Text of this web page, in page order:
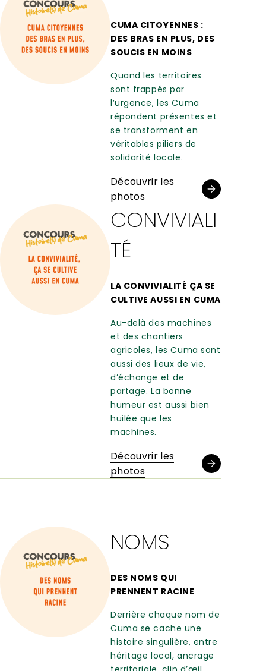
CUMA CITOYENNES :
DES BRAS EN PLUS, DES
SOUCIS EN MOINS
Quand les territoires
sont frappés par
l’urgence, les Cuma
répondent présentes et
se transforment en
véritables piliers de
solidarité locale.
Découvrir les
photos
CONVIVIALI
TÉ
LA CONVIVIALITÉ ÇA SE
CULTIVE AUSSI EN CUMA
Au-delà des machines
et des chantiers
agricoles, les Cuma sont
aussi des lieux de vie,
d’échange et de
partage. La bonne
humeur est aussi bien
huilée que les
machines.
Découvrir les
photos
NOMS
DES NOMS QUI
PRENNENT RACINE
Derrière chaque nom de
Cuma se cache une
histoire singulière, entre
héritage local, ancrage